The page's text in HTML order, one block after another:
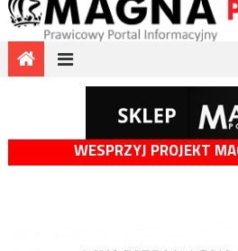
WESPRZYJ PROJEKT